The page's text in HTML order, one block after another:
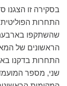
בסקירה זו
התחרות
שהשתקפו
הראשונים של
התחרות בדקנו
שני, מספר